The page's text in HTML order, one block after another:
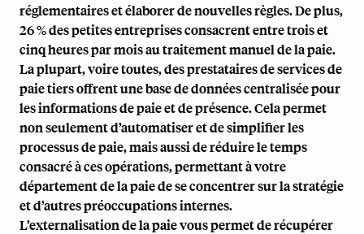
réglementaires et élaborer de nouvelles règles. De plus,
26 % des petites entreprisesconsacrent entre trois et
cinq heures par mois au traitement manuel de la paie.
La plupart, voire toutes, des prestataires de services de
paie tiers offrent une base de données centralisée pour
les informations de paie et de présence. Cela permet
non seulement d’automatiser et de simplifier les
processus de paie, mais aussi de réduire le temps
consacré à ces opérations, permettant à votre
département de la paie de se concentrer sur la stratégie
et d’autres préoccupations internes.
L’externalisation de la paie vous permet de récupérer